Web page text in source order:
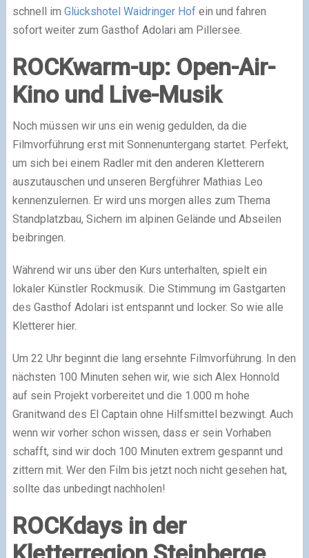
schnell im Glückshotel Waidringer Hofein und fahren
sofort weiter zum Gasthof Adolari am Pillersee.
ROCKwarm-up: Open-Air-
Kino und Live-Musik
Noch müssen wir uns ein wenig gedulden, da die
Filmvorführung erst mit Sonnenuntergang startet. Perfekt,
um sich bei einem Radler mit den anderen Kletterern
auszutauschen und unseren Bergführer Mathias Leo
kennenzulernen. Er wird uns morgen alles zum Thema
Standplatzbau, Sichern im alpinen Gelände und Abseilen
beibringen.
Während wir uns über den Kurs unterhalten, spielt ein
lokaler Künstler Rockmusik. Die Stimmung im Gastgarten
des Gasthof Adolari ist entspannt und locker. So wie alle
Kletterer hier.
Um 22 Uhr beginnt die lang ersehnte Filmvorführung. In den
nächsten 100 Minuten sehen wir, wie sich Alex Honnold
auf sein Projekt vorbereitet und die 1.000 m hohe
Granitwand des El Captain ohne Hilfsmittel bezwingt. Auch
wenn wir vorher schon wissen, dass er sein Vorhaben
schafft, sind wir doch 100 Minuten extrem gespannt und
zittern mit. Wer den Film bis jetzt noch nicht gesehen hat,
sollte das unbedingt nachholen!
ROCKdays in der